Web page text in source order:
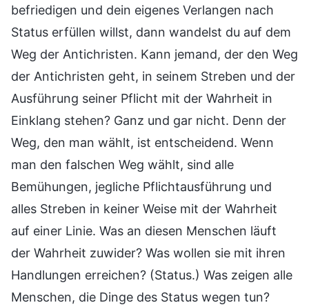
befriedigen und dein eigenes Verlangen nach
Status erfüllen willst, dann wandelst du auf dem
Weg der Antichristen. Kann jemand, der den Weg
der Antichristen geht, in seinem Streben und der
Ausführung seiner Pflicht mit der Wahrheit in
Einklang stehen? Ganz und gar nicht. Denn der
Weg, den man wählt, ist entscheidend. Wenn
man den falschen Weg wählt, sind alle
Bemühungen, jegliche Pflichtausführung und
alles Streben in keiner Weise mit der Wahrheit
auf einer Linie. Was an diesen Menschen läuft
der Wahrheit zuwider? Was wollen sie mit ihren
Handlungen erreichen? (Status.) Was zeigen alle
Menschen, die Dinge des Status wegen tun?